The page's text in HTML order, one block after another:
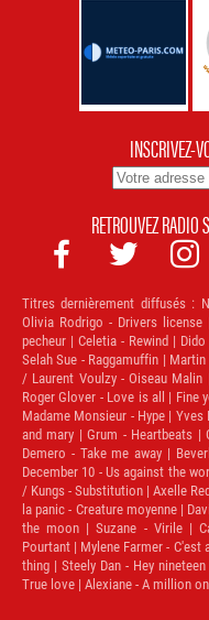
INSCRIVEZ-
RETROUVEZ RADIO
  
Titres dernièrement diffusés :
Olivia Rodrigo - Drivers
pecheur | Celetia - Rewind |
Selah Sue - Raggamuffin |
/ Laurent Voulzy - Oiseau
Roger Glover - Love is all | Fine
Madame Monsieur - Hype |
and mary | Grum - Heartbeats
Demero - Take me away |
December 10 - Us against the
/ Kungs - Substitution | Axelle
la panic - Creature moyenne |
the moon | Suzane - Virile |
Pourtant | Mylene Farmer -
thing | Steely Dan - Hey
True love | Alexiane - A million